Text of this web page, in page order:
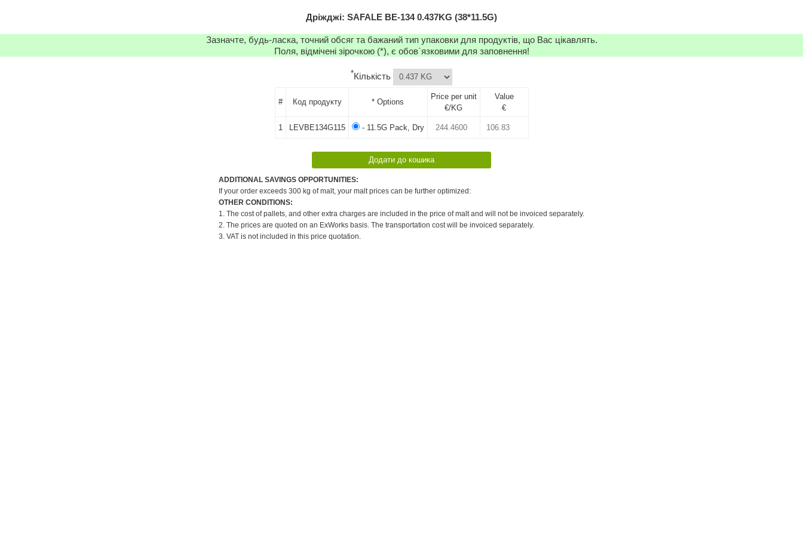
Дріжджі: SAFALE BE-134 0.437KG (38*11.5G)
Зазначте, будь-ласка, точний обсяг та бажаний тип упаковки для продуктів, що Вас цікавлять.
Поля, відмічені зірочкою (*), є обов`язковими для заповнення!
*Кількість
# Код продукту * Options
Price per unit
€/KG
Value
€
1 LEVBE134G115 - 11.5G Pack, Dry
ADDITIONAL SAVINGS OPPORTUNITIES:
If your order exceeds 300 kg of malt, your malt prices can be further optimized:
OTHER CONDITIONS:
1. The cost of pallets, and other extra charges are included in the price of malt and will not be invoiced separately.
2. The prices are quoted on an ExWorks basis. The transportation cost will be invoiced separately.
3. VAT is not included in this price quotation.